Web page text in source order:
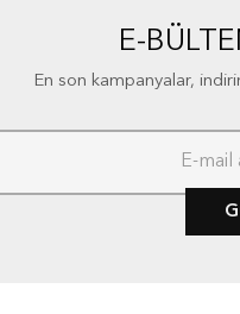
E-
En son kampanyalar,